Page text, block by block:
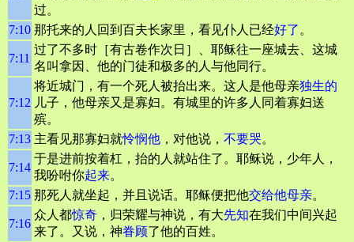
过。
7:10 那托来的人回到百夫长家里，看见仆人已经好了 。
7:11
过了不多时［有古卷作次日］、耶稣往一座城去、这城
名叫拿因、他的门徒和极多的人与他同行。
7:12
将近城门，有一个死人被抬出来。这人是他母亲独生的
儿子，他母亲又是寡妇。有城里的许多人同着寡妇送
殡。
7:13 主看见那寡妇就怜悯他 ，对他说， 不要哭。
7:14
于是进前按着杠，抬的人就站住了。耶稣说，少年人，
我吩咐你起来。
7:15 那死人就坐起，并且说话。耶稣便把他交给他母亲。
7:16
众人都惊奇 ，归荣耀与神说，有大先知在我们中间兴起
来了。又说，神眷顾了他的百姓。